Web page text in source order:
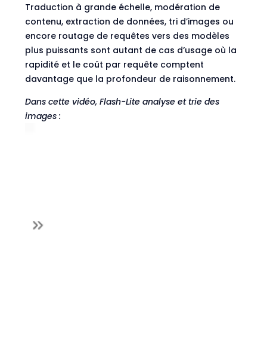
Traduction à grande échelle, modération de
contenu, extraction de données, tri d’images ou
encore routage de requêtes vers des modèles
plus puissants sont autant de cas d’usage où la
rapidité et le coût par requête comptent
davantage que la profondeur de raisonnement.
Dans cette vidéo, Flash-Lite analyse et trie des
images :